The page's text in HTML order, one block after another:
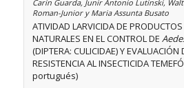
Carin Guarda, Junir Antonio Lutinski,
Roman-Junior y Maria Assunta Busato
ATIVIDAD LARVICIDA DE PRODUCTOS
NATURALES EN EL CONTROL DE
(DIPTERA: CULICIDAE) Y EVALUACIÓN
RESISTENCIA AL INSECTICIDA
portugués)